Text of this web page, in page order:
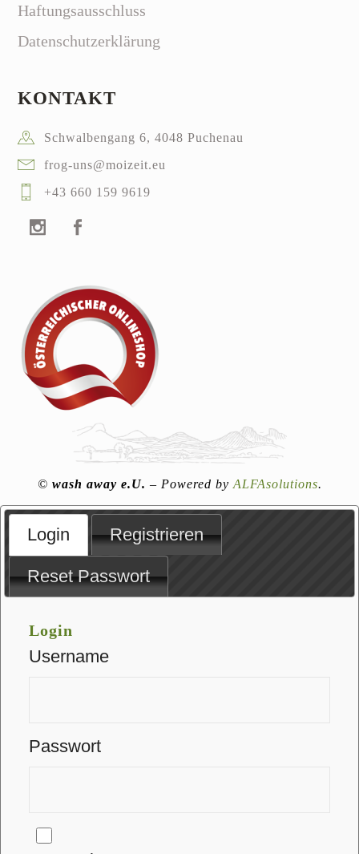
Haftungsausschluss
Datenschutzerklärung
KONTAKT
Schwalbengang 6, 4048 Puchenau
frog-uns@moizeit.eu
+43 660 159 9619
© wash away e.U. – Powered by ALFAsolutions.
Login Registrieren
Reset Passwort
Login
Username
Passwort